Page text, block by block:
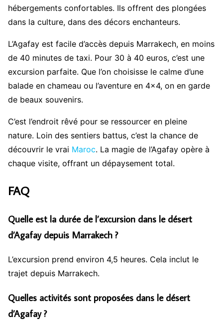
hébergements confortables. Ils offrent des plongées
dans la culture, dans des décors enchanteurs.
L’Agafay est facile d’accès depuis Marrakech, en moins
de 40 minutes de taxi. Pour 30 à 40 euros, c’est une
excursion parfaite. Que l’on choisisse le calme d’une
balade en chameau ou l’aventure en 4×4, on en garde
de beaux souvenirs.
C’est l’endroit rêvé pour se ressourcer en pleine
nature. Loin des sentiers battus, c’est la chance de
découvrir le vrai Maroc. La magie de l’Agafay opère à
chaque visite, offrant un dépaysement total.
FAQ
Quelle est la durée de l’excursion dans le désert
d’Agafay depuis Marrakech ?
L’excursion prend environ 4,5 heures. Cela inclut le
trajet depuis Marrakech.
Quelles activités sont proposées dans le désert
d’Agafay ?